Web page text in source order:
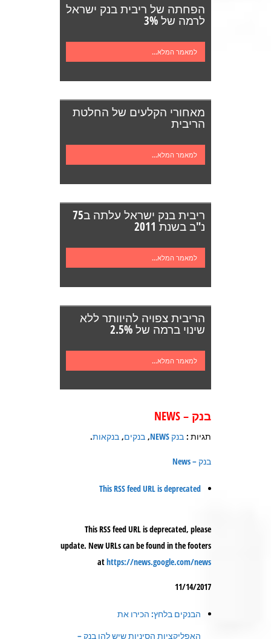
הפחתה של ריבית בנק ישראל
לרמה של 3%
למאמר המלא...
מאחורי הקלעים של החלטת
הריבית
למאמר המלא...
ריבית בנק ישראל עלתה ב75
נ"ב בשנת 2011
למאמר המלא...
הריבית צפויה להיוותר ללא
שינוי ברמה של 2.5%
למאמר המלא...
בנק – NEWS
תגיות : בנק NEWS , בנקים, בנקאות.
בנק – News
This RSS feed URL is deprecated
This RSS feed URL is deprecated, please
update. New URLs can be found in the footers
athttps://news.google.com/news
11/14/2017
הבנקים בלחץ: הכירו את
האפליקציות הסיניות שיש להן בנק –